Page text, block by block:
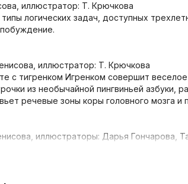
иллюстратор: Т. Крючкова
логических задач, доступных
иллюстратор: Т. Крючкова
с тигренком Игренком совершит
из необычайной пингвиньей
речевые зоны коры головного мозга
иллюстраторы: Дарья Гончарова,
обучить трехлетнего ребенка